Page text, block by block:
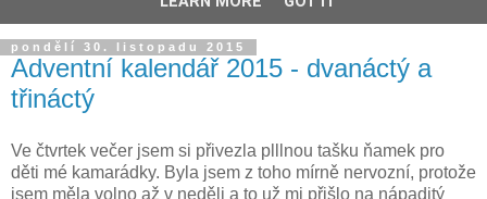
pondělí 30. listopadu 2015
Adventní kalendář 2015 - dvanáctý a
třináctý
Ve čtvrtek večer jsem si přivezla plllnou tašku ňamek pro
děti mé kamarádky. Byla jsem z toho mírně nervozní, protože
jsem měla volno až v neděli a to už mi přišlo na nápaditý